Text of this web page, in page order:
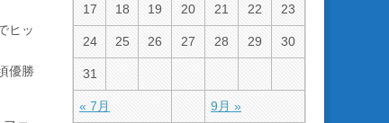
ヒッ
優勝
17 18 19 20 21 22 23
24 25 26 27 28 29 30
31
« 7月 9月 »